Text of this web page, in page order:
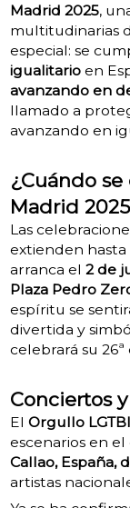
Madrid 2025,
multitudinarias
especial: se
igualitarioen
avanzando en
llamado a
avanzando en
¿Cuándo
Madrid
Las
extienden hasta
arranca el 2 de
Plaza Pedro
espíritu se
divertida y
celebrará su
Conciertos
El Orgullo
escenarios en
Callao, España,
artistas